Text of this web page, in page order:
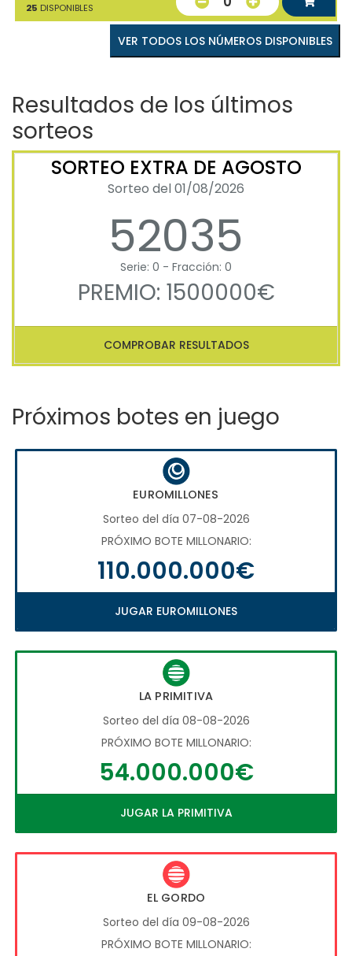
25 DISPONIBLES
VER TODOS LOS NÚMEROS DISPONIBLES
Resultados de los últimos
sorteos
SORTEO EXTRA DE AGOSTO
Sorteo del 01/08/2026
52035
Serie: 0 - Fracción: 0
PREMIO: 1500000€
COMPROBAR RESULTADOS
Próximos botes en juego
EUROMILLONES
Sorteo del día 07-08-2026
PRÓXIMO BOTE MILLONARIO:
110.000.000€
JUGAR EUROMILLONES
LA PRIMITIVA
Sorteo del día 08-08-2026
PRÓXIMO BOTE MILLONARIO:
54.000.000€
JUGAR LA PRIMITIVA
EL GORDO
Sorteo del día 09-08-2026
PRÓXIMO BOTE MILLONARIO: